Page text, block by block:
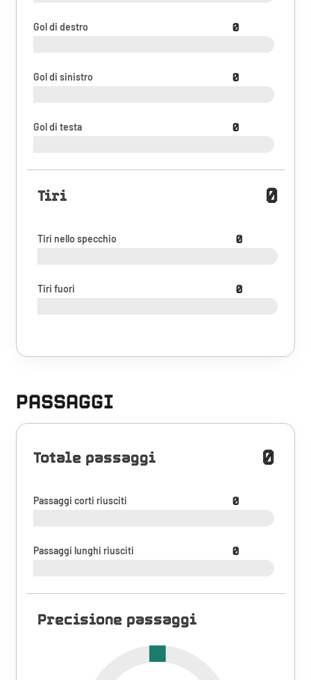
Gol di destro 0
Gol di sinistro 0
Gol di testa 0
Tiri 0
Tiri nello specchio 0
Tiri fuori 0
PASSAGGI
Totale passaggi 0
Passaggi corti riusciti 0
Passaggi lunghi riusciti 0
Precisione passaggi